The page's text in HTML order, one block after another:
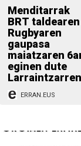
Menditarrak
BRT taldearen
Rugbyaren
gaupasa
maiatzaren
eginen dute
Larraintzarren
ERRAN.EUS